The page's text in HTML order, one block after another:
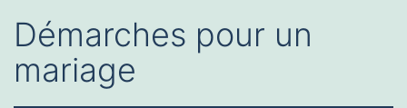
Démarches pour un
mariage